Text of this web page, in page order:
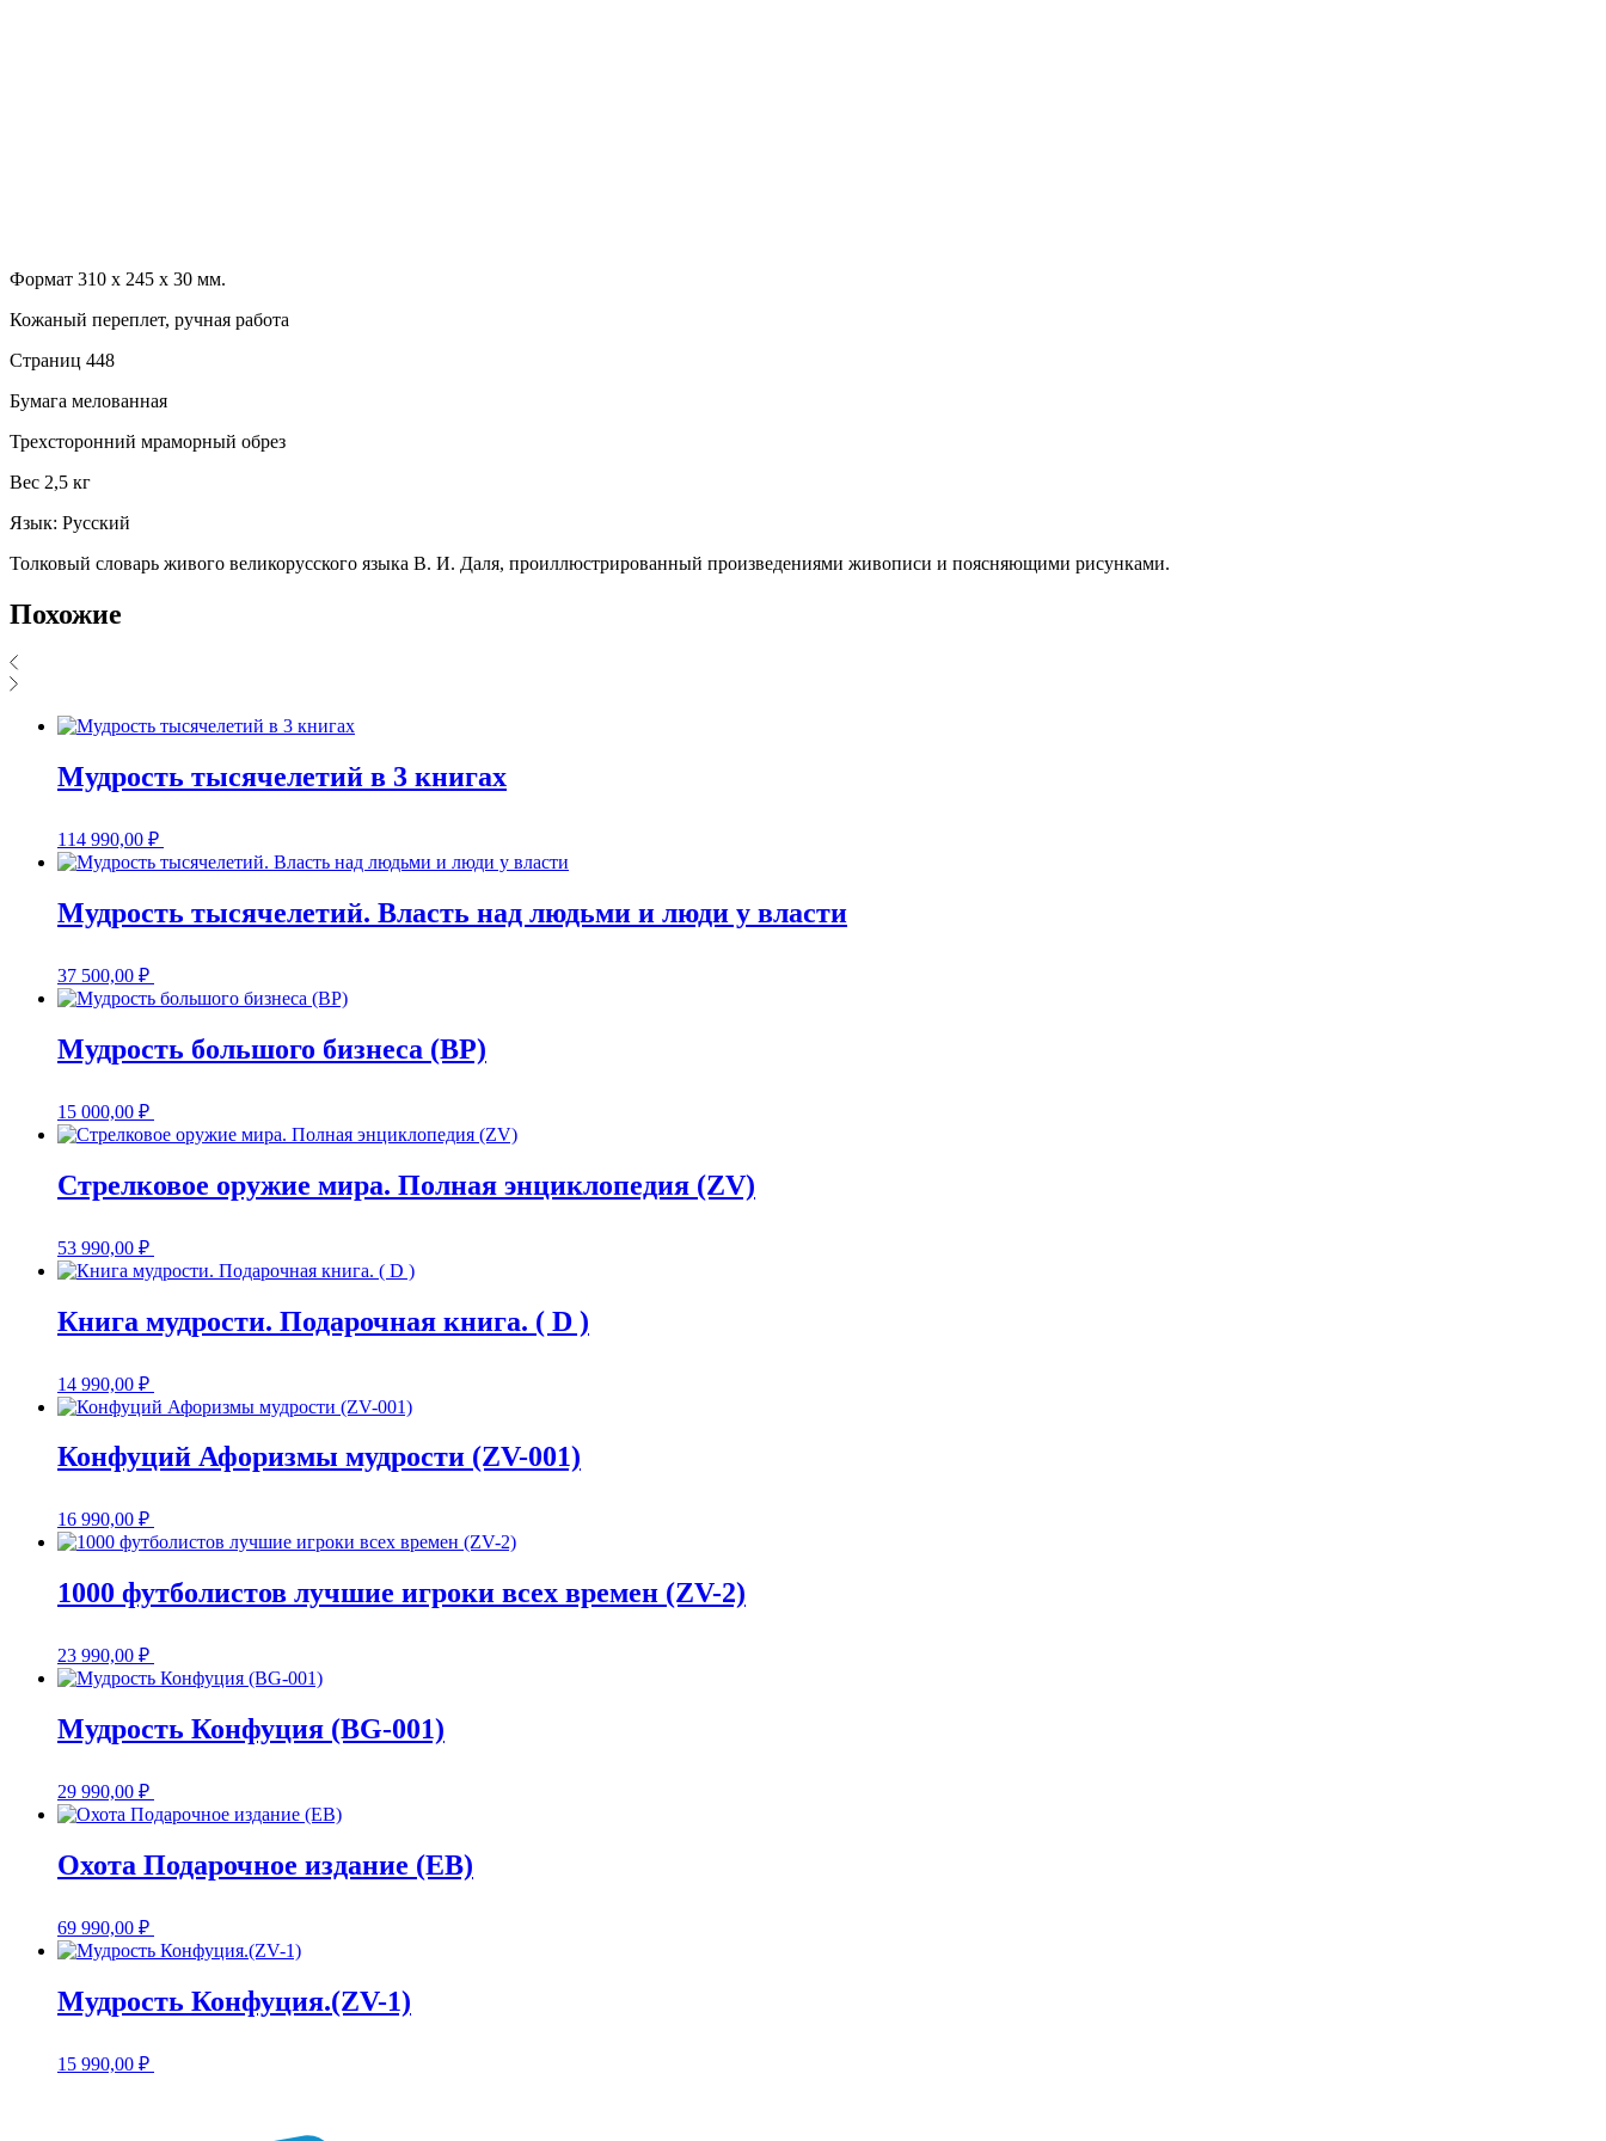
Формат 310 х 245 х 30 мм.
Кожаный переплет, ручная работа
Страниц 448
Бумага мелованная
Трехсторонний мраморный обрез
Вес 2,5 кг
Язык: Русский
Толковый словарь живого великорусского языка В. И. Даля, проиллюстрированный произведениями живописи и поясняющими рисунками.
Похожие
Мудрость тысячелетий в 3 книгах
114 990,00 ₽
Мудрость тысячелетий. Власть над людьми и люди у власти
37 500,00 ₽
Мудрость большого бизнеса (BP)
15 000,00 ₽
Стрелковое оружие мира. Полная энциклопедия (ZV)
53 990,00 ₽
Книга мудрости. Подарочная книга. ( D )
14 990,00 ₽
Конфуций Афоризмы мудрости (ZV-001)
16 990,00 ₽
1000 футболистов лучшие игроки всех времен (ZV-2)
23 990,00 ₽
Мудрость Конфуция (BG-001)
29 990,00 ₽
Охота Подарочное издание (EB)
69 990,00 ₽
Мудрость Конфуция.(ZV-1)
15 990,00 ₽